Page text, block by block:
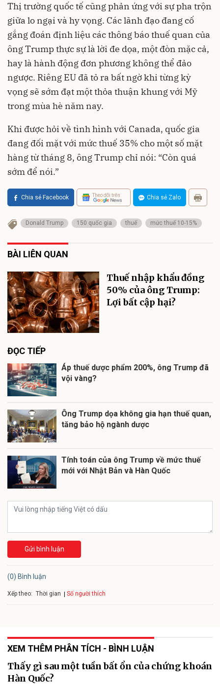
Thị trường quốc tế cũng phản ứng với sự pha trộn
giữa lo ngại và hy vọng. Các lãnh đạo đang cố
gắng đoán định liệu các thông báo thuế quan của
ông Trump thực sự là lời đe dọa, một đòn mặc cả,
hay là hành động đơn phương không thể đảo
ngược. Riêng EU đã tỏ ra bất ngờ khi từng kỳ
vọng sẽ sớm đạt một thỏa thuận khung với Mỹ
trong mùa hè năm nay.
Khi được hỏi về tình hình với Canada, quốc gia
đang đối mặt với mức thuế 35% cho một số mặt
hàng từ tháng 8, ông Trump chỉ nói: “Còn quá
sớm để nói.”
Chia sẻ Facebook Theo dõi trên Chia sẻ Zalo
Donald Trump 150 quốc gia thuế mức thuế 10-15%
BÀI LIÊN QUAN
Thuế nhập khẩu đồng
50% của ông Trump:
Lợi bất cập hại?
ĐỌC TIẾP
Áp thuế dược phẩm 200%, ông Trump đã
vội vàng?
Ông Trump dọa không gia hạn thuế quan,
tăng bảo hộ ngành dược
Tính toán của ông Trump về mức thuế
mới với Nhật Bản và Hàn Quốc
Gửi bình luận
(0) Bình luận
Xếp theo: Thời gian Số người thích
XEM THÊM PHÂN TÍCH - BÌNH LUẬN
Thấy gì sau một tuần bất ổn của chứng khoán
Hàn Quốc?